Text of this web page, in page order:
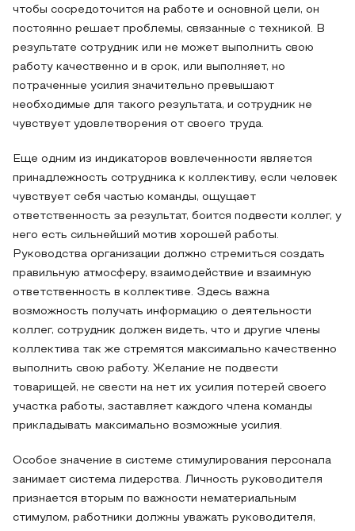
чтобы сосредоточится на работе и основной цели, он
постоянно решает проблемы, связанные с техникой. В
результате сотрудник или не может выполнить свою
работу качественно и в срок, или выполняет, но
потраченные усилия значительно превышают
необходимые для такого результата, и сотрудник не
чувствует удовлетворения от своего труда.
Еще одним из индикаторов вовлеченности является
принадлежность сотрудника к коллективу, если человек
чувствует себя частью команды, ощущает
ответственность за результат, боится подвести коллег, у
него есть сильнейший мотив хорошей работы.
Руководства организации должно стремиться создать
правильную атмосферу, взаимодействие и взаимную
ответственность в коллективе. Здесь важна
возможность получать информацию о деятельности
коллег, сотрудник должен видеть, что и другие члены
коллектива так же стремятся максимально качественно
выполнить свою работу. Желание не подвести
товарищей, не свести на нет их усилия потерей своего
участка работы, заставляет каждого члена команды
прикладывать максимально возможные усилия.
Особое значение в системе стимулирования персонала
занимает система лидерства. Личность руководителя
признается вторым по важности нематериальным
стимулом, работники должны уважать руководителя,